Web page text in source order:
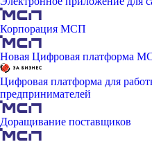
Корпорация МСП
Новая Цифровая платформа
Цифровая платформа для
предпринимателей
Доращивание поставщиков